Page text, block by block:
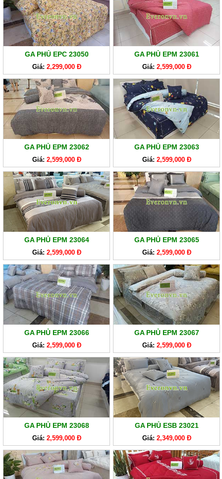
GA PHỦ EPC 23050
Giá: 2,299,000 Đ
GA PHỦ EPM 23061
Giá: 2,599,000 Đ
GA PHỦ EPM 23062
Giá: 2,599,000 Đ
GA PHỦ EPM 23063
Giá: 2,599,000 Đ
GA PHỦ EPM 23064
Giá: 2,599,000 Đ
GA PHỦ EPM 23065
Giá: 2,599,000 Đ
GA PHỦ EPM 23066
Giá: 2,599,000 Đ
GA PHỦ EPM 23067
Giá: 2,599,000 Đ
GA PHỦ EPM 23068
Giá: 2,599,000 Đ
GA PHỦ ESB 23021
Giá: 2,349,000 Đ